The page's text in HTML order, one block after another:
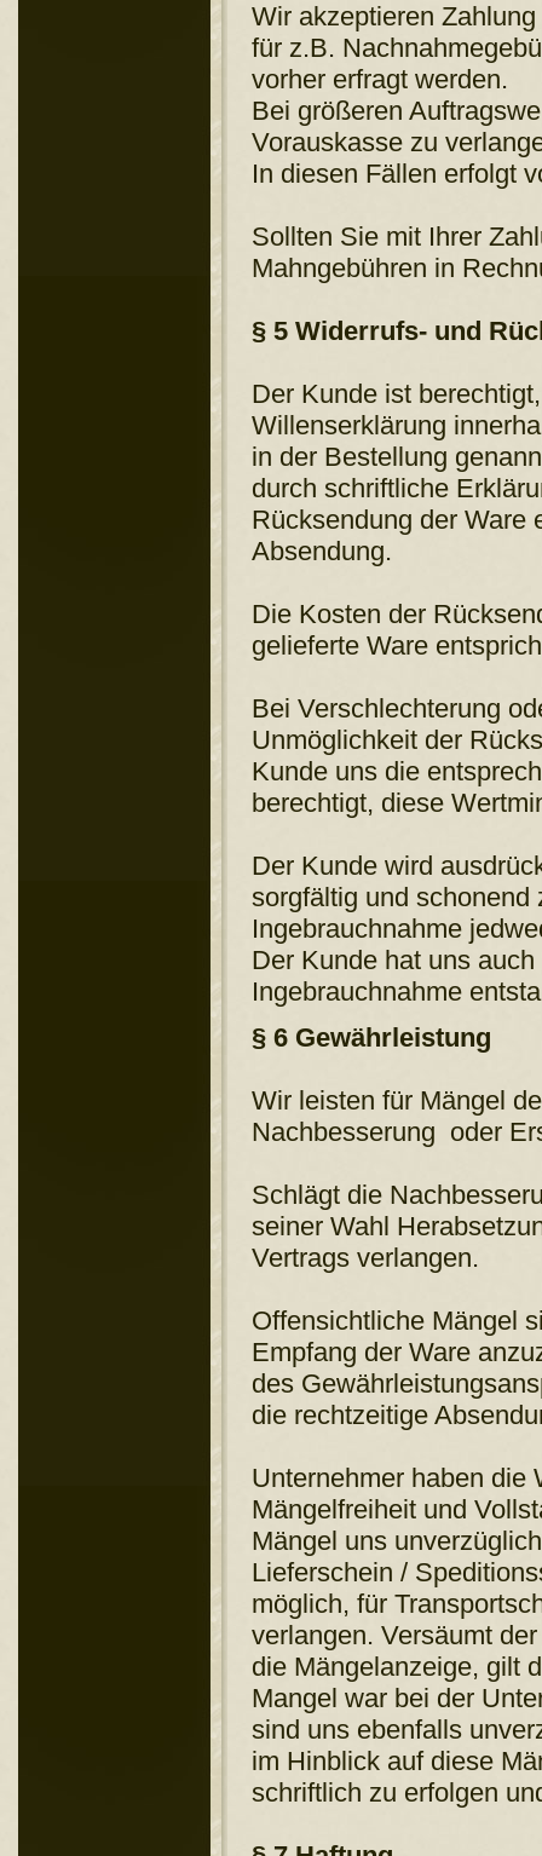
Wir akzeptieren
für z.B.
vorher erfragt werden.
Bei größeren
Vorauskasse zu
In diesen Fällen erfolgt
Sollten Sie mit Ihrer
Mahngebühren in
§ 5 Widerrufs- und
Der Kunde ist
Willenserklärung
in der Bestellung
durch schriftliche
Rücksendung der Ware
Absendung.
Die Kosten der
gelieferte Ware
Bei Verschlechterung
Unmöglichkeit der
Kunde uns die
berechtigt, diese
Der Kunde wird
sorgfältig und schonend
Ingebrauchnahme
Der Kunde hat uns
Ingebrauchnahme
§ 6 Gewährleistung
Wir leisten für Mängel
Nachbesserung oder
Schlägt die
seiner Wahl
Vertrags verlangen.
Offensichtliche Mängel
Empfang der Ware
des
die rechtzeitige
Unternehmer haben die
Mängelfreiheit und
Mängel uns
Lieferschein /
möglich, für
verlangen. Versäumt
die Mängelanzeige, gilt
Mangel war bei der
sind uns ebenfalls
im Hinblick auf diese
schriftlich zu erfolgen